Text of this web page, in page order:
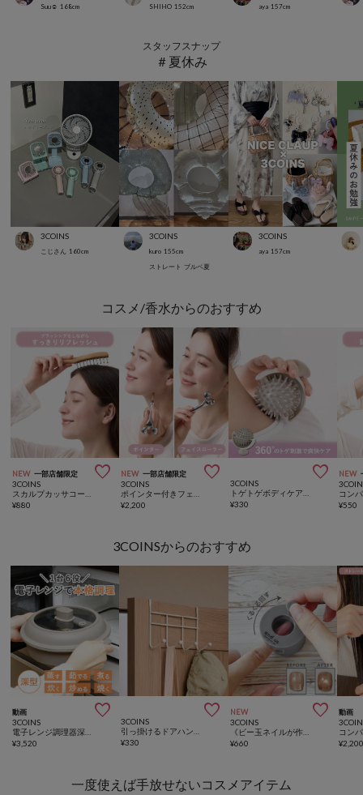
Suu☺︎ 168cm SHIHO 152cm aya 157cm
スタッフスナップ
＃夏休み
3COINS
こじさん 160cm
3COINS
kuro 155cm
ストレート ブルベ夏
3COINS
aya 157cm
コスメ/香水からのおすすめ
NEW 一部店舗限定 
3COINS
¥880
NEW 一部店舗限定 
3COINS
¥2,200

3COINS
¥330
NEW
¥550
3COINSからのおすすめ
動画 
3COINS
¥3,520

3COINS
¥330
NEW 
3COINS
《ビー玉ネイルが作れる》マグネイルメーカー／and us
¥660
動画
¥
一度使えば手放せないコスメアイテム